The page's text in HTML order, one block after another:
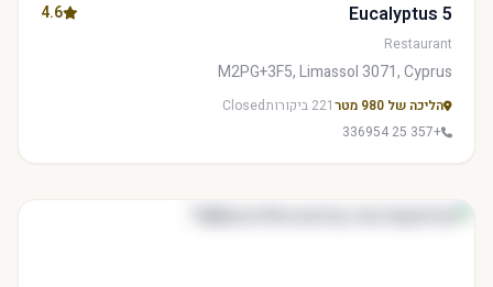
5 Eucalyptus
4.6
Restaurant
M2PG+3F5, Limassol 3071, Cyprus
הליכה של 980 מטר 221 ביקורות
Closed
+357 25 336954